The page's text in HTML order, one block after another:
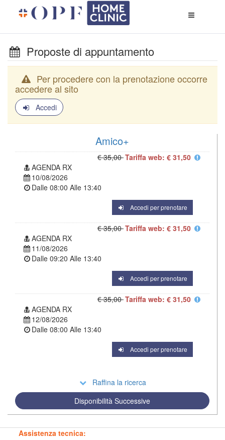
di
Proposte di appuntamento
Per procedere con la prenotazione occorre
accedere al sito
Accedi
Amico+
€ 35,00Tariffa web: € 31,50
AGENDA RX
10/08/2026
Dalle 08:00 Alle 13:40
Accedi per prenotare
€ 35,00Tariffa web: € 31,50
AGENDA RX
11/08/2026
Dalle 09:20 Alle 13:40
Accedi per prenotare
€ 35,00Tariffa web: € 31,50
AGENDA RX
12/08/2026
Dalle 08:00 Alle 13:40
Accedi per prenotare
Raffina la ricerca
Disponibilità Successive
Assistenza tecnica: